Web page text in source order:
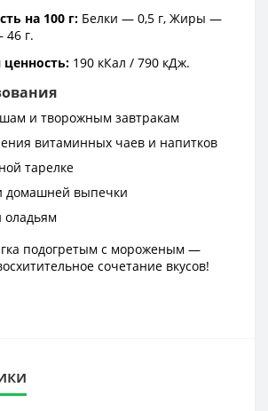
на 100 г: Белки — 0,5 г, Жиры —
46 г.
ценность: 190 кКал / 790 кДж.
и творожным завтракам
витаминных чаев и напитков
тарелке
домашней выпечки
оладьям
подогретым с мороженым —
сочетание вкусов!